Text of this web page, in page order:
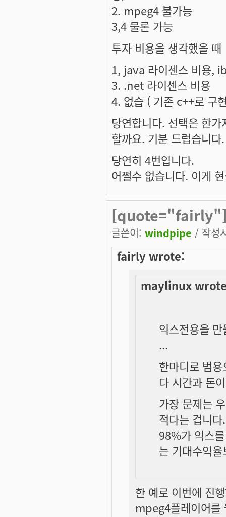
2. mpeg4 불가능
3,4 물론 가능
투자 비용을 생각했을 때
1, java 라이센스 비용,
3. .net 라이센스 비용
4. 없습 ( 기존 c++로 구
당연합니다. 선택은 한
할까요. 기분 드럽습니
당연히 4번입니다.
어쩔수 없습니다. 이게
글쓴이: windpipe / 작성
fairly wrote:
maylinux
익스전용을
...
한마디로 범
다 시간과 돈
가장 문제는
적다는 겁니다.
98%가 익스
는 기대수익
한 예로 이번에 진
mpeg4플레이어를